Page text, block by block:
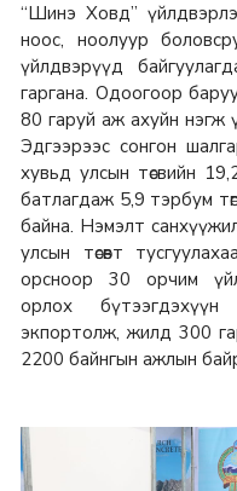
“Шинэ Ховд”
ноос, ноолуур
үйлдвэрүүд
гаргана. Одоогоор
80 гаруй аж ахуйн нэгж
Эдгээрээс сонгон
хувьд улсын төсвийн 19,2
батлагдаж 5,9 тэрбум
байна. Нэмэлт
улсын төсөвт
орсноор 30 орчим
орлох бүтээгдэхүүн
экпортолж, жилд 300
2200 байнгын ажлын